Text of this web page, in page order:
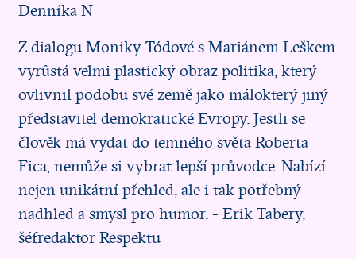
Denníka N
Z dialogu Moniky Tódové s Mariánem Leškem
vyrůstá velmi plastický obraz politika, který
ovlivnil podobu své země jako málokterý jiný
představitel demokratické Evropy. Jestli se
člověk má vydat do temného světa Roberta
Fica, nemůže si vybrat lepší průvodce. Nabízí
nejen unikátní přehled, ale i tak potřebný
nadhled a smysl pro humor. - Erik Tabery,
šéfredaktor Respektu